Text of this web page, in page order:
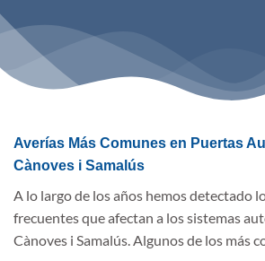
Averías Más Comunes en Puertas
Cànoves i Samalús
A lo largo de los años hemos detectado
frecuentes que afectan a los sistemas
Cànoves i Samalús. Algunos de los más